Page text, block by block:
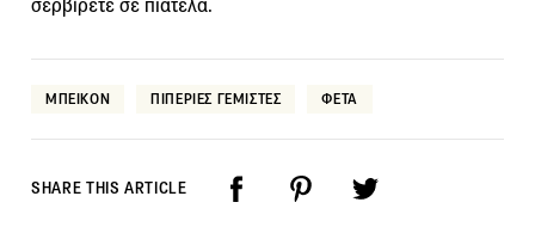
σερβίρετε σε πιατέλα.
ΜΠΕΙΚΟΝ ΠΙΠΕΡΙΕΣ ΓΕΜΙΣΤΕΣ ΦΕΤΑ
SHARE THIS ARTICLE